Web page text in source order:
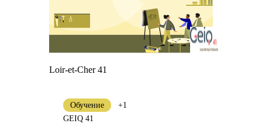
Loir-et-Cher 41
Обучение
+1
GEIQ 41